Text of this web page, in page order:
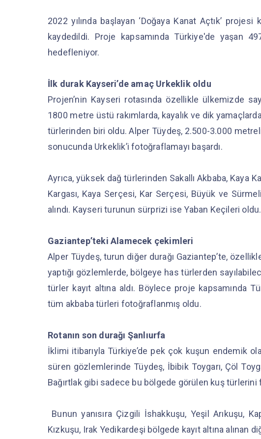
2022 yılında başlayan ‘Doğaya Kanat Açtık’
kaydedildi. Proje kapsamında Türkiye'de yaşan
hedefleniyor.
İlk durak Kayseri’de amaç Urkeklik oldu
Projen’nin Kayseri rotasında özellikle ülkemizde
1800 metre üstü rakımlarda, kayalık ve dik
türlerinden biri oldu. Alper Tüydeş, 2.500-3.000
sonucunda Urkeklik’i fotoğraflamayı başardı.
Ayrıca, yüksek dağ türlerinden Sakallı Akbaba, Kaya
Kargası, Kaya Serçesi, Kar Serçesi, Büyük ve
alındı. Kayseri turunun sürprizi ise Yaban Keçileri oldu.
Gaziantep’teki Alamecek çekimleri
Alper Tüydeş, turun diğer durağı Gaziantep’te,
yaptığı gözlemlerde, bölgeye has türlerden
türler kayıt altına aldı. Böylece proje kapsamında
tüm akbaba türleri fotoğraflanmış oldu.
Rotanın son durağı Şanlıurfa
İklimi itibarıyla Türkiye’de pek çok kuşun endemik
süren gözlemlerinde Tüydeş, İbibik Toygarı, Çöl
Bağırtlak gibi sadece bu bölgede görülen kuş türlerini
Bunun yanısıra Çizgili İshakkuşu, Yeşil Arıkuşu,
Kızkuşu, Irak Yedikardeşi bölgede kayıt altına alınan